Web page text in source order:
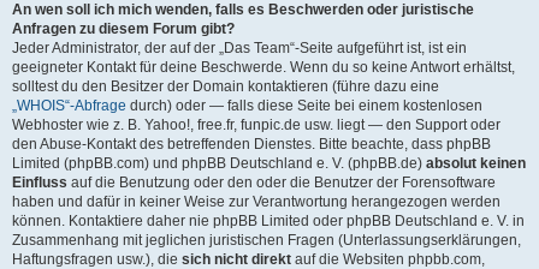
An wen soll ich mich wenden, falls es Beschwerden oder juristische
Anfragen zu diesem Forum gibt?
Jeder Administrator, der auf der „Das Team“-Seite aufgeführt ist, ist ein
geeigneter Kontakt für deine Beschwerde. Wenn du so keine Antwort erhältst,
solltest du den Besitzer der Domain kontaktieren (führe dazu eine
„WHOIS“-Abfrage durch) oder — falls diese Seite bei einem kostenlosen
Webhoster wie z. B. Yahoo!, free.fr, funpic.de usw. liegt — den Support oder
den Abuse-Kontakt des betreffenden Dienstes. Bitte beachte, dass phpBB
Limited (phpBB.com) und phpBB Deutschland e. V. (phpBB.de) absolut keinen
Einfluss auf die Benutzung oder den oder die Benutzer der Forensoftware
haben und dafür in keiner Weise zur Verantwortung herangezogen werden
können. Kontaktiere daher nie phpBB Limited oder phpBB Deutschland e. V. in
Zusammenhang mit jeglichen juristischen Fragen (Unterlassungserklärungen,
Haftungsfragen usw.), die sich nicht direkt auf die Websiten phpbb.com,